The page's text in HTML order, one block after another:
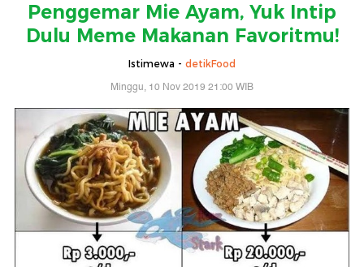
Penggemar Mie Ayam, Yuk Intip
Dulu Meme Makanan Favoritmu!
Istimewa - detikFood
Minggu, 10 Nov 2019 21:00 WIB